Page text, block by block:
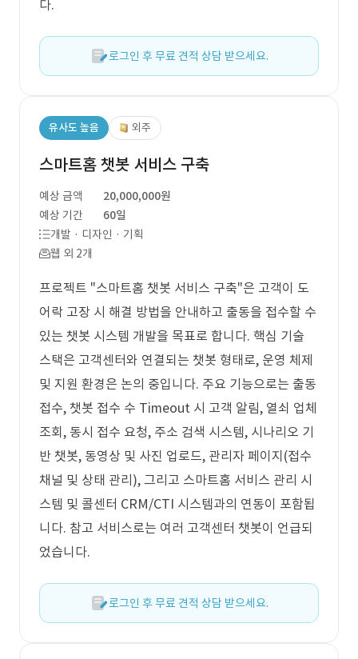
다.
로그인 후 무료 견적 상담 받으세요.
유사도 높음 외주
스마트홈 챗봇 서비스 구축
예상 금액
20,000,000원
예상 기간
60일
개발 · 디자인 · 기획
웹 외 2개
프로젝트 "스마트홈 챗봇 서비스 구축"은 고객이 도
어락 고장 시 해결 방법을 안내하고 출동을 접수할 수
있는 챗봇 시스템 개발을 목표로 합니다. 핵심 기술
스택은 고객센터와 연결되는 챗봇 형태로, 운영 체제
및 지원 환경은 논의 중입니다. 주요 기능으로는 출동
접수, 챗봇 접수 수 Timeout 시 고객 알림, 열쇠 업체
조회, 동시 접수 요청, 주소 검색 시스템, 시나리오 기
반 챗봇, 동영상 및 사진 업로드, 관리자 페이지(접수
채널 및 상태 관리), 그리고 스마트홈 서비스 관리 시
스템 및 콜센터 CRM/CTI 시스템과의 연동이 포함됩
니다. 참고 서비스로는 여러 고객센터 챗봇이 언급되
었습니다.
로그인 후 무료 견적 상담 받으세요.